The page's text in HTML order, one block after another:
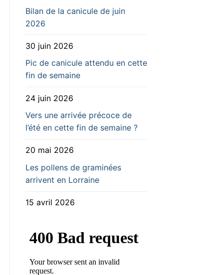
Bilan de la canicule de juin
2026
30 juin 2026
Pic de canicule attendu en cette
fin de semaine
24 juin 2026
Vers une arrivée précoce de
l’été en cette fin de semaine ?
20 mai 2026
Les pollens de graminées
arrivent en Lorraine
15 avril 2026